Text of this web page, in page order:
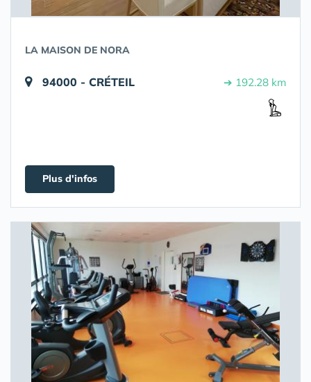
LA MAISON DE NORA
94000 - CRÉTEIL ➔ 192.28 km
Plus d'infos